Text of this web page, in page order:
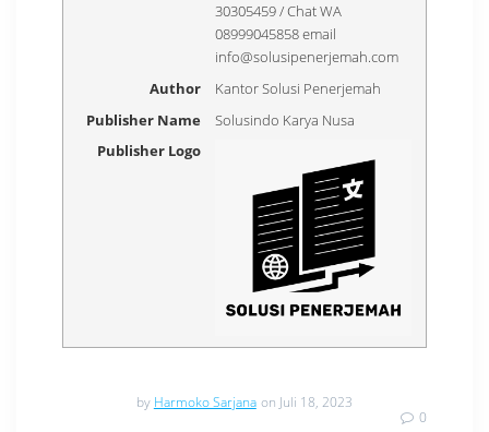
30305459 / Chat WA
08999045858 email
info@solusipenerjemah.com
Author
Kantor Solusi Penerjemah
Publisher Name
Solusindo Karya Nusa
Publisher Logo
by Harmoko Sarjana on Juli 18, 2023
0